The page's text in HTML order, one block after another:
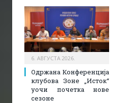
6. АВГУСТА 2026.
Одржана Конференција
клубова Зоне „Исток“
уочи почетка нове
сезоне